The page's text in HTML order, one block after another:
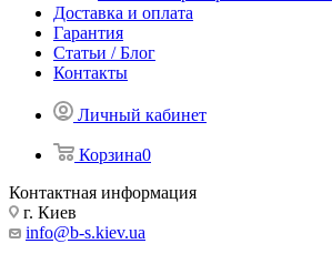
Доставка и оплата
Гарантия
Статьи / Блог
Контакты
Личный кабинет
Корзина0
Контактная информация
г. Киев
info@b-s.kiev.ua